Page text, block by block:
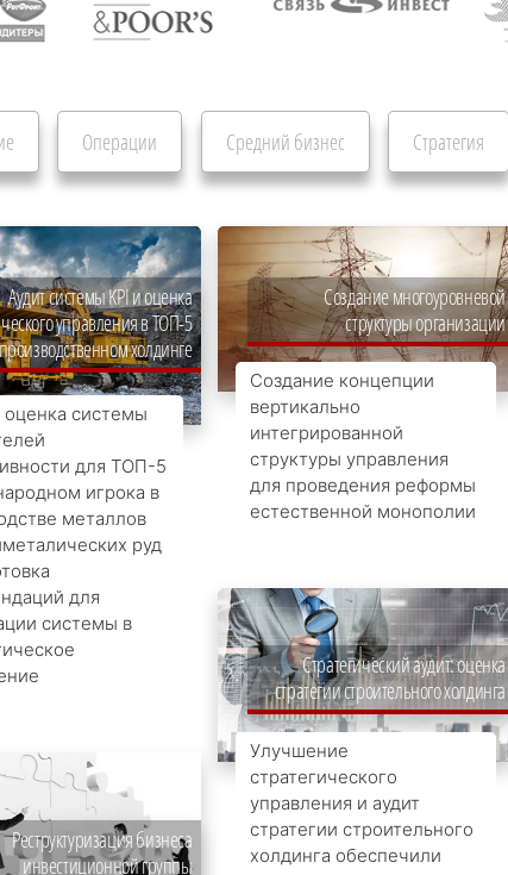
Операции Средний бизнес Стратегия
Аудит системы KPI и оценка
управления в ТОП-5
холдинге
оценка системы
для ТОП-5
игрока в
металлов
руд
для
системы в
Создание многоуровневой
структуры организации
Создание концепции
вертикально
интегрированной
структуры управления
для проведения реформы
естественной монополии
Стратегический аудит: оценка
стратегии строительного холдинга
Улучшение
стратегического
управления и аудит
стратегии строительного
холдинга обеспечили
Реструктуризация бизнеса
инвестиционной группы